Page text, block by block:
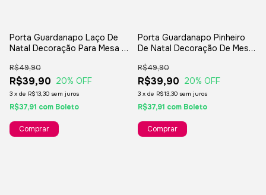
Porta Guardanapo Laço De
Natal Decoração Para Mesa 4
R$39,90
R$49,90
20% OFF
3 x de R$13,30 sem juros
R$37,91 com Boleto
Comprar
Porta Guardanapo Pinheiro
De Natal Decoração De Mesa
R$39,90
R$49,90
20% OFF
3 x de R$13,30 sem juros
R$37,91 com Boleto